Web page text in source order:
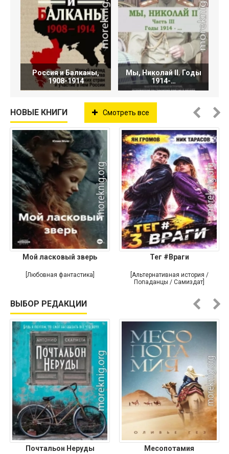
Россия и Балканы,
1908-1914
Мы, Николай II. Годы
1914-…
НОВЫЕ КНИГИ Смотреть все
Мой ласковый зверь
[Любовная фантастика]
Тег #Враги
[Альтернативная история /
Попаданцы / Самиздат]
ВЫБОР РЕДАКЦИИ
Почтальон Неруды Месопотамия